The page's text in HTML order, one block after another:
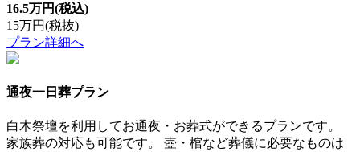
16.5万円(税込)
15万円(税抜)
プラン詳細へ
通夜一日葬プラン
白木祭壇を利用してお通夜・お葬式ができるプランです。
家族葬の対応も可能です。 壺・棺など葬儀に必要なものは